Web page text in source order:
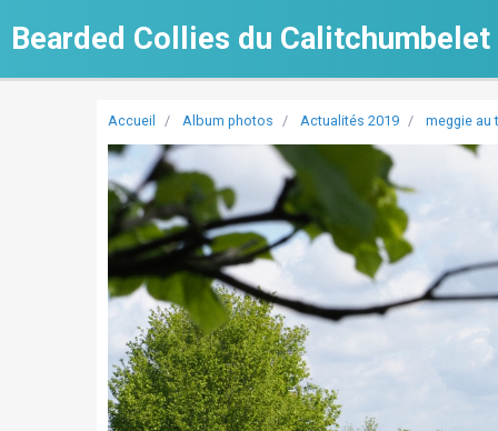
Bearded Collies du Calitchumbelet
Accueil Album photos Actualités 2019 meggie au